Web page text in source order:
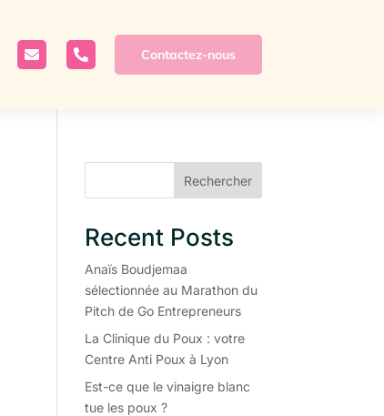
  Contactez-nous
Rechercher
Recent Posts
Anaïs Boudjemaa
sélectionnée au Marathon du
Pitch de Go Entrepreneurs
La Clinique du Poux : votre
Centre Anti Poux à Lyon
Est-ce que le vinaigre blanc
tue les poux ?